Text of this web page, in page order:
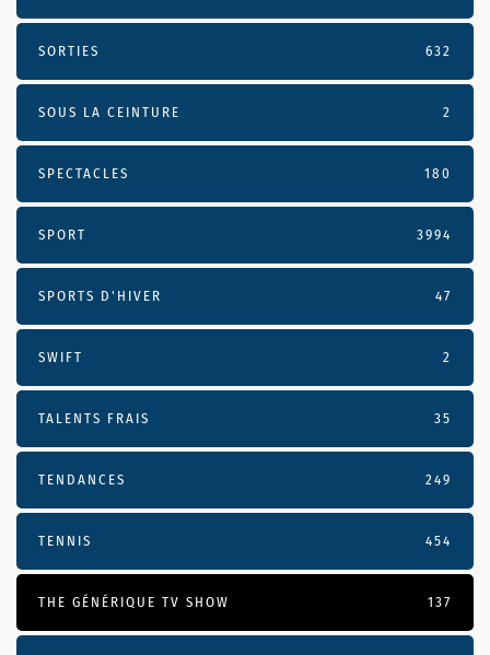
SORTIES 632
SOUS LA CEINTURE 2
SPECTACLES 180
SPORT 3994
SPORTS D'HIVER 47
SWIFT 2
TALENTS FRAIS 35
TENDANCES 249
TENNIS 454
THE GÉNÉRIQUE TV SHOW 137